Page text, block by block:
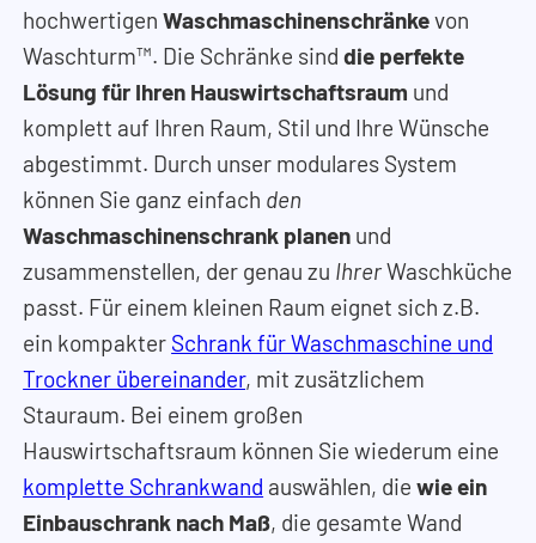
hochwertigenWaschmaschinenschränkevon
Waschturm™. Die Schränke sinddie perfekte
Lösung für Ihren Hauswirtschaftsraum und
komplett auf Ihren Raum, Stil und Ihre Wünsche
abgestimmt. Durch unser modulares System
können Sie ganz einfach den
Waschmaschinenschrank planen und
zusammenstellen, der genau zu IhrerWaschküche
passt. Für einem kleinen Raum eignet sich z.B.
ein kompakter Schrank für Waschmaschine und
Trockner übereinander, mit zusätzlichem
Stauraum. Bei einem großen
Hauswirtschaftsraum können Sie wiederum eine
komplette Schrankwand auswählen, diewie ein
Einbauschrank nach Maß, die gesamte Wand